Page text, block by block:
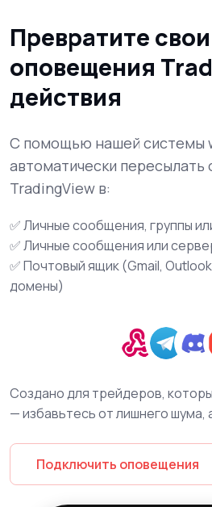
Превратите свои
оповещения
действия
С помощью нашей системы
автоматически
TradingView в:
✅ Личные сообщения, группы
✅ Личные сообщения или
✅ Почтовый ящик (Gmail,
домены)
Создано для трейдеров,
— избавьтесь от лишнего шума,
Подключить оповещения